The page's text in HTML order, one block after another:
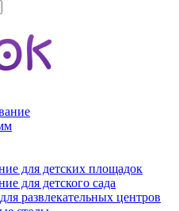
для детских площадок
для детского сада
развлекательных центров